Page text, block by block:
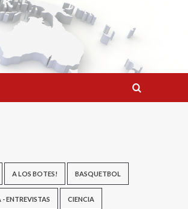
A LOS BOTES! BASQUETBOL
ENTREVISTAS CIENCIA